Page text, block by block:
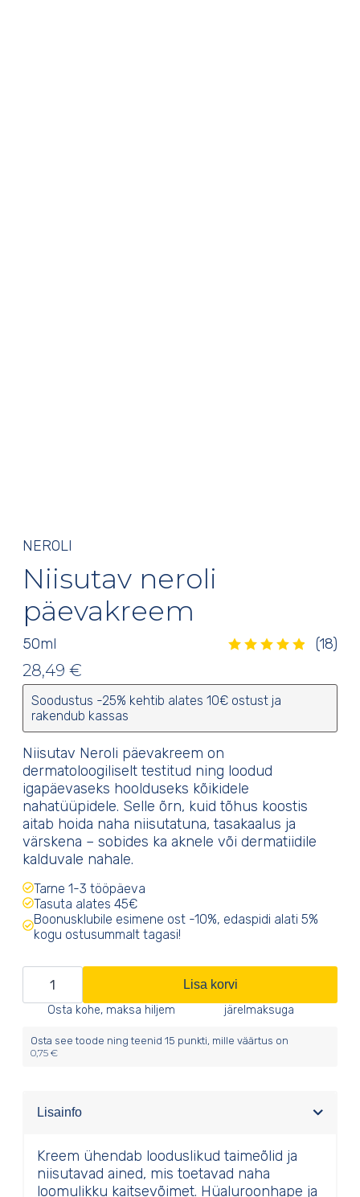
NEROLI
Niisutav neroli
päevakreem
50ml
Hinnatud
(18)
28,49 €
Soodustus -25% kehtib alates 10€ ostust ja
rakendub kassas
Niisutav Neroli päevakreem on
dermatoloogiliselt testitud ning loodud
igapäevaseks hoolduseks kõikidele
nahatüüpidele. Selle õrn, kuid tõhus koostis
aitab hoida naha niisutatuna, tasakaalus ja
värskena – sobides ka aknele või dermatiidile
kalduvale nahale.
Tarne 1-3 tööpäeva
Tasuta alates 45€
Boonusklubile esimene ost -10%, edaspidi alati 5%
kogu ostusummalt tagasi!
Niisutav
neroli
kogus
Lisa korvi
Osta kohe, maksa hiljem
järelmaksuga
Osta see toode ning teenid 15 punkti, mille väärtus on
0,75 €
Lisainfo
Kreem ühendab looduslikud taimeõlid ja
niisutavad ained, mis toetavad naha
loomulikku kaitsevõimet. Hüaluroonhape ja